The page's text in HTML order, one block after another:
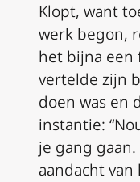
Klopt, want
werk begon,
het bijna een
vertelde zijn
doen was en
instantie:
je gang
aandacht